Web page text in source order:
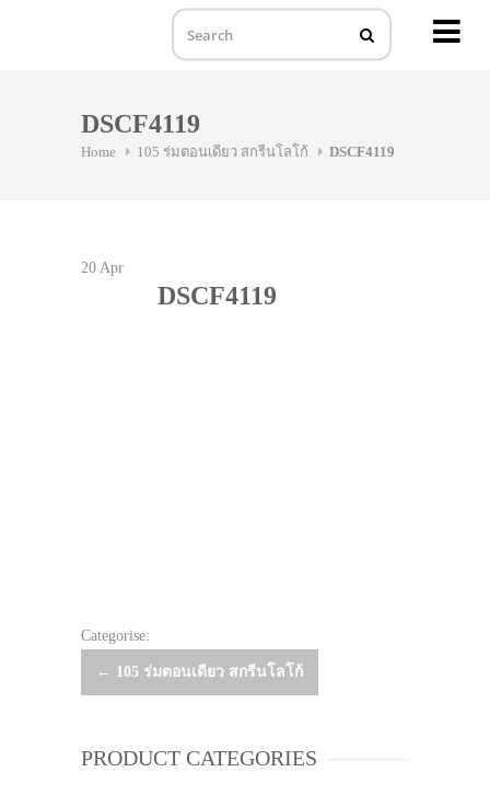
DSCF4119
Home 105 ร่มตอนเดียว สกรีนโลโก้ DSCF4119
20 Apr
DSCF4119
Categorise:
Post
← 105 ร่มตอนเดียว สกรีนโลโก้
PRODUCT CATEGORIES